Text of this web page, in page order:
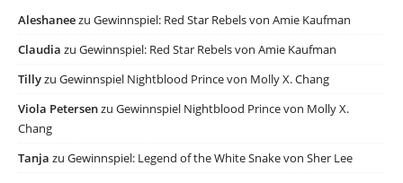
Aleshaneezu Gewinnspiel: Red Star Rebels von Amie Kaufman
Claudia zu Gewinnspiel: Red Star Rebels von Amie Kaufman
Tillyzu Gewinnspiel Nightblood Prince von Molly X. Chang
Viola Petersenzu Gewinnspiel Nightblood Prince von Molly X.
Chang
Tanja zu Gewinnspiel: Legend of the White Snake von Sher Lee